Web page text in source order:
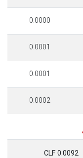
0.0000
0.0001
0.0001
0.0002
0.0092 CLF